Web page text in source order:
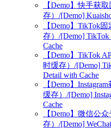
【Demo】快手获
存）/[Demo]
【Demo】TikTok
存）/[Demo] TikTok
Cache
【Demo】TikTok
时缓存）/[Demo]
Detail with Cache
【Demo】
缓存）/[Demo]
Cache
【Demo】微信公
存）/[Demo]